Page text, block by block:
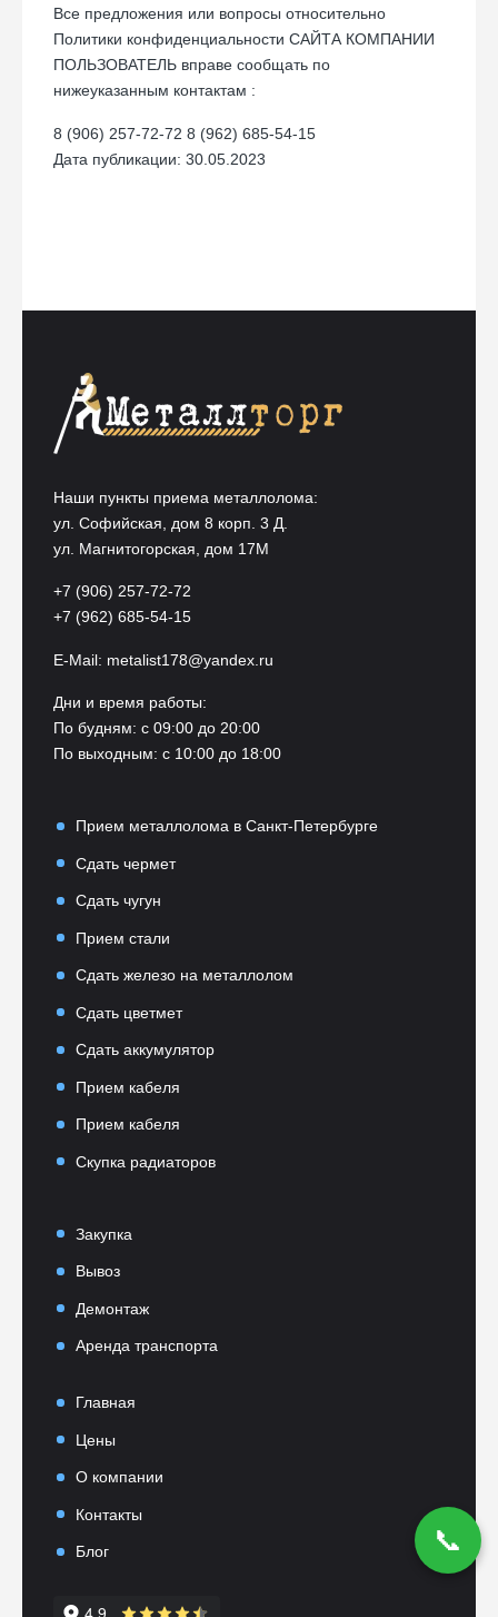
Все предложения или вопросы относительно
Политики конфиденциальности САЙТА КОМПАНИИ
ПОЛЬЗОВАТЕЛЬ вправе сообщать по
нижеуказанным контактам :
8 (906) 257-72-72 8 (962) 685-54-15
Дата публикации: 30.05.2023
Наши пункты приема металлолома:
ул. Софийская, дом 8 корп. 3 Д.
ул. Магнитогорская, дом 17М
+7 (906) 257-72-72
+7 (962) 685-54-15
E-Mail: metalist178@yandex.ru
Дни и время работы:
По будням: с 09:00 до 20:00
По выходным: с 10:00 до 18:00
Прием металлолома в Санкт-Петербурге
Сдать чермет
Сдать чугун
Прием стали
Сдать железо на металлолом
Сдать цветмет
Сдать аккумулятор
Прием кабеля
Прием кабеля
Скупка радиаторов
📞
Закупка
Вывоз
Демонтаж
Аренда транспорта
Главная
Цены
О компании
Контакты
Блог